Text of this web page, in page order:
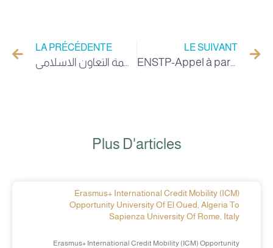
LA PRÉCÉDENTE LE SUIVANT
ENSTP-Appel à participation-Conférence internationale corrigé
Plus D'articles
Erasmus+ International Credit Mobility (ICM)
Opportunity University Of El Oued, Algeria To
Sapienza University Of Rome, Italy
Erasmus+ International Credit Mobility (ICM) Opportunity